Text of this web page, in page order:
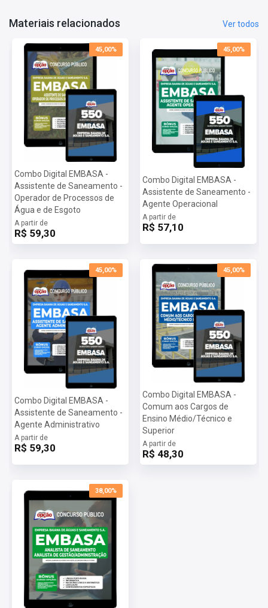
Materiais relacionados Ver todos
45,00%
Combo Digital EMBASA -
Assistente de Saneamento -
Operador de Processos de
Água e de Esgoto
A partir de
R$ 59,30
45,00%
Combo Digital EMBASA -
Assistente de Saneamento -
Agente Operacional
A partir de
R$ 57,10
45,00%
Combo Digital EMBASA -
Assistente de Saneamento -
Agente Administrativo
A partir de
R$ 59,30
45,00%
Combo Digital EMBASA -
Comum aos Cargos de
Ensino Médio/Técnico e
Superior
A partir de
R$ 48,30
38,00%